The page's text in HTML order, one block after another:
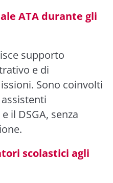
ATA durante gli
supporto
e di
Sono coinvolti
il DSGA, senza
scolastici agli